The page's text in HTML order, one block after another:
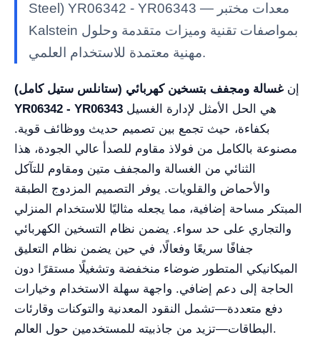
Steel) YR06342 - YR06343 — معدات مختبر
Kalstein بمواصفات تقنية وميزات متقدمة وحلول
مهنية معتمدة للاستخدام العلمي.
إنغسالة ومجفف بتسخين كهربائي (ستانلس ستيل كامل)
YR06342 - YR06343
بكفاءة، حيث تجمع بين تصميم حديث ووظائف قوية.
مصنوعة بالكامل من فولاذ مقاوم للصدأ عالي الجودة، هذا
الثنائي من الغسالة والمجفف متين ومقاوم للتآكل
والأحماض والقلويات. يوفر التصميم المزدوج الطبقة
المبتكر مساحة إضافية، مما يجعله مثاليًا للاستخدام المنزلي
والتجاري على حد سواء. يضمن نظام التسخين الكهربائي
جفافًا سريعًا وفعالًا، في حين يضمن نظام التعليق
الميكانيكي المتطور ضوضاء منخفضة وتشغيلًا مستقرًا دون
الحاجة إلى دعم إضافي. واجهة سهلة الاستخدام وخيارات
دفع متعددة—تشمل النقود المعدنية والتوكنات وقارئات
البطاقات—تزيد من جاذبيته للمستخدمين حول العالم.